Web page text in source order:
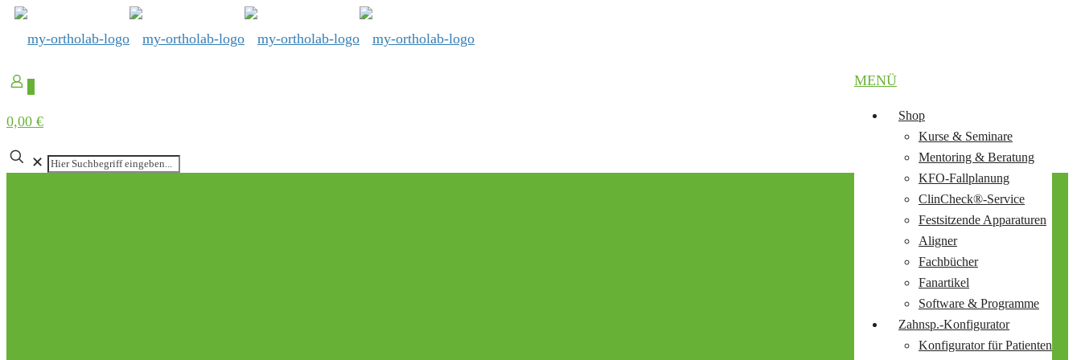
MENÜ
Shop
Kurse & Seminare
Mentoring & Beratung
KFO-Fallplanung
ClinCheck®-Service
Festsitzende Apparaturen
Aligner
Fachbücher
Fanartikel
Software & Programme
Zahnsp.-Konfigurator
Konfigurator für Patienten
0,00 €
✕